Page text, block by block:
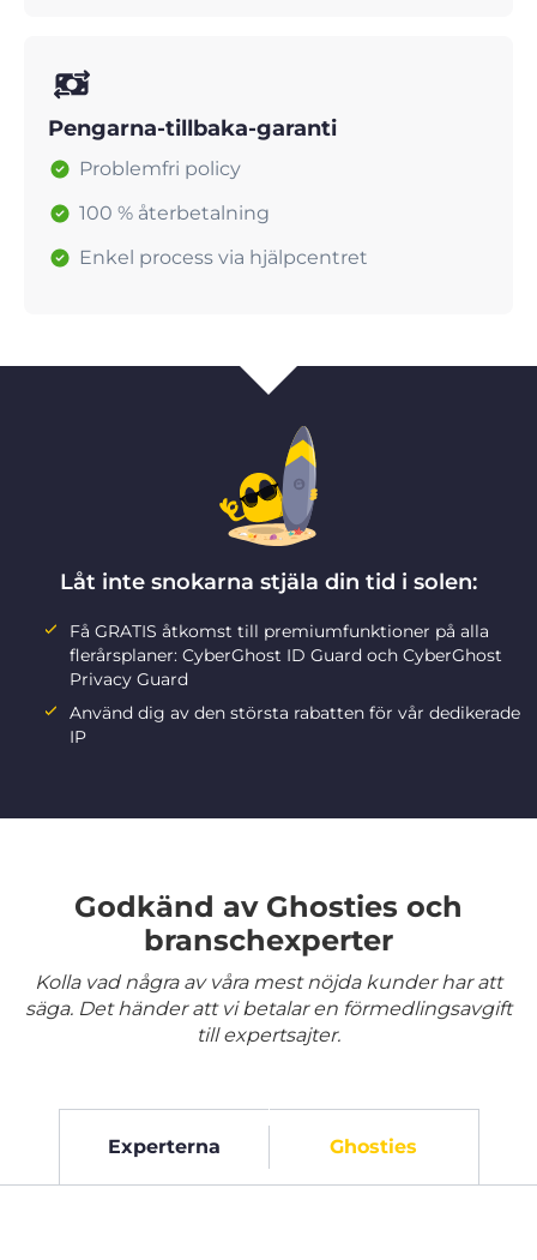
Pengarna-tillbaka-garanti
Problemfri policy
100 % återbetalning
Enkel process via hjälpcentret
Låt inte snokarna stjäla din tid i solen:
Få GRATIS åtkomst till premiumfunktioner på alla
flerårsplaner: CyberGhost ID Guard och CyberGhost
Privacy Guard
Använd dig av den största rabatten för vår dedikerade
IP
Godkänd av Ghosties och
branschexperter
Kolla vad några av våra mest nöjda kunder har att
säga. Det händer att vi betalar en förmedlingsavgift
till expertsajter.
Experterna Ghosties